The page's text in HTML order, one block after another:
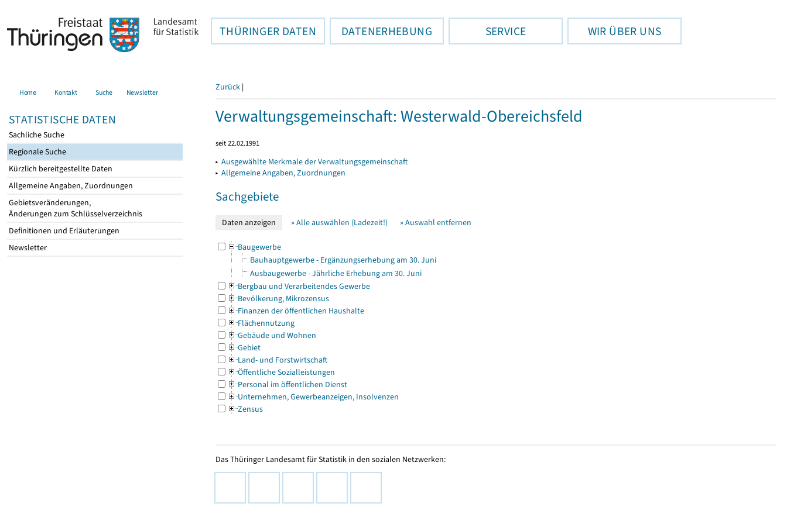
THÜRINGER DATEN DATENERHEBUNG SERVICE WIR ÜBER UNS
Home Kontakt Suche Newsletter
STATISTISCHE DATEN
Sachliche Suche
Regionale Suche
Kürzlich bereitgestellte Daten
Allgemeine Angaben, Zuordnungen
Gebietsveränderungen,
Änderungen zum Schlüsselverzeichnis
Definitionen und Erläuterungen
Newsletter
Zurück |
Verwaltungsgemeinschaft: Westerwald-Obereichsfeld
seit 22.02.1991
▸ Ausgewählte Merkmale der Verwaltungsgemeinschaft
▸ Allgemeine Angaben, Zuordnungen
Sachgebiete
» Alle auswählen (Ladezeit!) » Auswahl entfernen
Baugewerbe
Bauhauptgewerbe - Ergänzungserhebung am 30. Juni
Ausbaugewerbe - Jährliche Erhebung am 30. Juni
Bergbau und Verarbeitendes Gewerbe
Bevölkerung, Mikrozensus
Finanzen der öffentlichen Haushalte
Flächennutzung
Gebäude und Wohnen
Gebiet
Land- und Forstwirtschaft
Öffentliche Sozialleistungen
Personal im öffentlichen Dienst
Unternehmen, Gewerbeanzeigen, Insolvenzen
Zensus
Das Thüringer Landesamt für Statistik in den sozialen Netzwerken: